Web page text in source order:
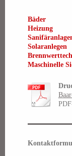
Bäder
Heizung
Solaranlegen
Maschinelle